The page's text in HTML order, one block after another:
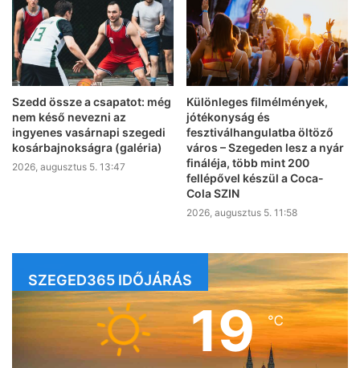
Szedd össze a csapatot: még
nem késő nevezni az
ingyenes vasárnapi szegedi
kosárbajnokságra (galéria)
2026, augusztus 5. 13:47
Különleges filmélmények,
jótékonyság és
fesztiválhangulatba öltöző
város – Szegeden lesz a nyár
fináléja, több mint 200
fellépővel készül a Coca-
Cola SZIN
2026, augusztus 5. 11:58
SZEGED365 IDŐJÁRÁS
19℃